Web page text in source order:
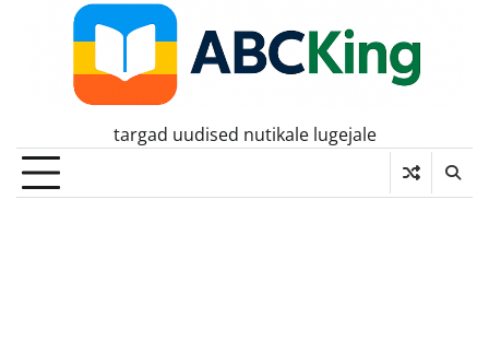
targad uudised nutikale lugejale